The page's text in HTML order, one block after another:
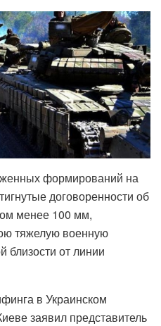
формирований на
договоренности об
менее 100 мм,
тяжелую военную
близости от линии
в Украинском
заявил представитель